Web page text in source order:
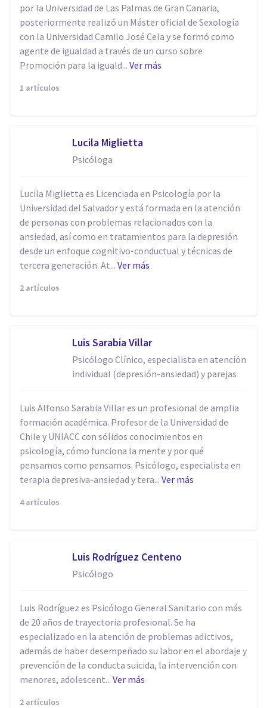
por la Universidad de Las Palmas de Gran Canaria,
posteriormente realizó un Máster oficial de Sexología
con la Universidad Camilo José Cela y se formó como
agente de igualdad a través de un curso sobre
Promoción para la iguald... Ver más
1 artículos
Lucila Miglietta
Psicóloga
Lucila Miglietta es Licenciada en Psicología por la
Universidad del Salvador y está formada en la atención
de personas con problemas relacionados con la
ansiedad, así como en tratamientos para la depresión
desde un enfoque cognitivo-conductual y técnicas de
tercera generación. At... Ver más
2 artículos
Luis Sarabia Villar
Psicólogo Clínico, especialista en atención
individual (depresión-ansiedad) y parejas
Luis Alfonso Sarabia Villar es un profesional de amplia
formación académica. Profesor de la Universidad de
Chile y UNIACC con sólidos conocimientos en
psicología, cómo funciona la mente y por qué
pensamos como pensamos. Psicólogo, especialista en
terapia depresiva-ansiedad y tera... Ver más
4 artículos
Luis Rodríguez Centeno
Psicólogo
Luis Rodríguez es Psicólogo General Sanitario con más
de 20 años de trayectoria profesional. Se ha
especializado en la atención de problemas adictivos,
además de haber desempeñado su labor en el abordaje y
prevención de la conducta suicida, la intervención con
menores, adolescent... Ver más
2 artículos